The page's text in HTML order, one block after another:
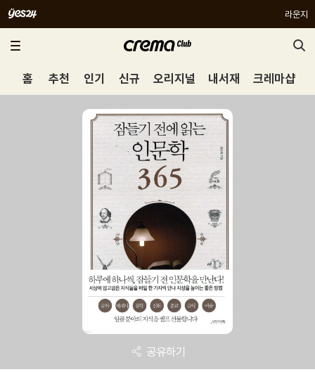
라운지
홈 추천 인기 신규 오리지널 내서재 크레마샵
공유하기